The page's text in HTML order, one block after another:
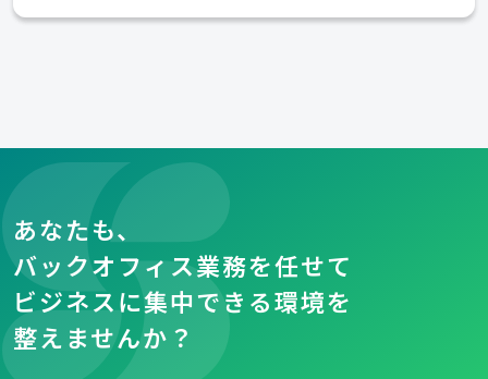
あなたも、
バックオフィス業務を任せて
ビジネスに集中できる環境を
整えませんか？